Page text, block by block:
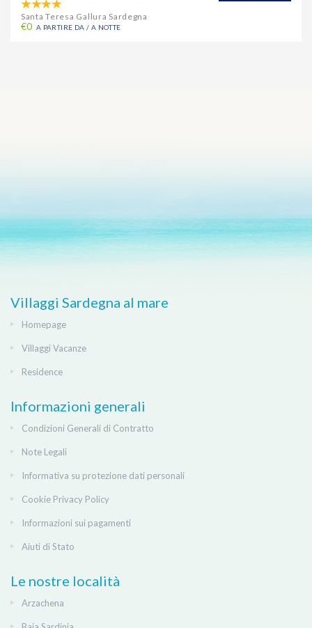
Santa Teresa Gallura Sardegna
€0 A PARTIRE DA / A NOTTE
Villaggi Sardegna al mare
Homepage
Villaggi Vacanze
Residence
Informazioni generali
Condizioni Generali di Contratto
Note Legali
Informativa su protezione dati personali
Cookie Privacy Policy
Informazioni sui pagamenti
Aiuti di Stato
Le nostre località
Arzachena